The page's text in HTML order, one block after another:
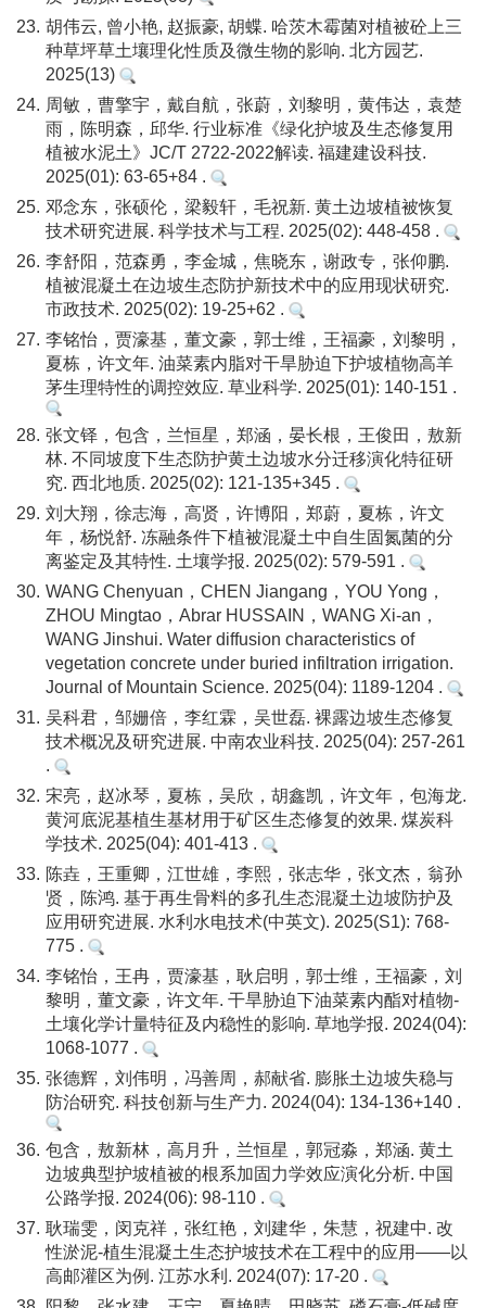
23. 胡伟云, 曾小艳, 赵振豪, 胡蝶. 哈茨木霉菌对植被砼上三
种草坪草土壤理化性质及微生物的影响. 北方园艺.
2025(13)
24. 周敏，曹擎宇，戴自航，张蔚，刘黎明，黄伟达，袁楚
雨，陈明森，邱华. 行业标准《绿化护坡及生态修复用
植被水泥土》JC/T 2722-2022解读. 福建建设科技.
2025(01): 63-65+84 .
25. 邓念东，张硕伦，梁毅轩，毛祝新. 黄土边坡植被恢复
技术研究进展. 科学技术与工程. 2025(02): 448-458 .
26. 李舒阳，范森勇，李金城，焦晓东，谢政专，张仰鹏.
植被混凝土在边坡生态防护新技术中的应用现状研究.
市政技术. 2025(02): 19-25+62 .
27. 李铭怡，贾濠基，董文豪，郭士维，王福豪，刘黎明，
夏栋，许文年. 油菜素内脂对干旱胁迫下护坡植物高羊
茅生理特性的调控效应. 草业科学. 2025(01): 140-151 .
28. 张文铎，包含，兰恒星，郑涵，晏长根，王俊田，敖新
林. 不同坡度下生态防护黄土边坡水分迁移演化特征研
究. 西北地质. 2025(02): 121-135+345 .
29. 刘大翔，徐志海，高贤，许博阳，郑蔚，夏栋，许文
年，杨悦舒. 冻融条件下植被混凝土中自生固氮菌的分
离鉴定及其特性. 土壤学报. 2025(02): 579-591 .
30. WANG Chenyuan，CHEN Jiangang，YOU Yong，
ZHOU Mingtao，Abrar HUSSAIN，WANG Xi-an，
WANG Jinshui. Water diffusion characteristics of
vegetation concrete under buried infiltration irrigation.
Journal of Mountain Science. 2025(04): 1189-1204 .
31. 吴科君，邹姗倍，李红霖，吴世磊. 裸露边坡生态修复
技术概况及研究进展. 中南农业科技. 2025(04): 257-261
.
32. 宋亮，赵冰琴，夏栋，吴欣，胡鑫凯，许文年，包海龙.
黄河底泥基植生基材用于矿区生态修复的效果. 煤炭科
学技术. 2025(04): 401-413 .
33. 陈垚，王重卿，江世雄，李熙，张志华，张文杰，翁孙
贤，陈鸿. 基于再生骨料的多孔生态混凝土边坡防护及
应用研究进展. 水利水电技术(中英文). 2025(S1): 768-
775 .
34. 李铭怡，王冉，贾濠基，耿启明，郭士维，王福豪，刘
黎明，董文豪，许文年. 干旱胁迫下油菜素内酯对植物-
土壤化学计量特征及内稳性的影响. 草地学报. 2024(04):
1068-1077 .
35. 张德辉，刘伟明，冯善周，郝献省. 膨胀土边坡失稳与
防治研究. 科技创新与生产力. 2024(04): 134-136+140 .
36. 包含，敖新林，高月升，兰恒星，郭冠淼，郑涵. 黄土
边坡典型护坡植被的根系加固力学效应演化分析. 中国
公路学报. 2024(06): 98-110 .
37. 耿瑞雯，闵克祥，张红艳，刘建华，朱慧，祝建中. 改
性淤泥-植生混凝土生态护坡技术在工程中的应用——以
高邮灌区为例. 江苏水利. 2024(07): 17-20 .